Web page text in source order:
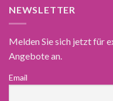
NEWSLETTER
Melden Sie sich jetzt für
Angebote an.
Email